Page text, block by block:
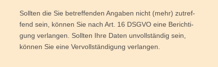
Soll­ten die Sie betref­fen­den Anga­ben nicht (mehr) zutref­
fend sein, kön­nen Sie nach Art. 16 DSGVO eine Berich­ti­
gung ver­lan­gen. Soll­ten Ihre Daten unvoll­stän­dig sein,
kön­nen Sie eine Ver­voll­stän­di­gung verlangen.